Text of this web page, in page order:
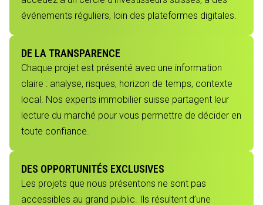
événements réguliers, loin des plateformes digitales.
DE LA TRANSPARENCE
Chaque projet est présenté avec une information
claire : analyse, risques, horizon de temps, contexte
local. Nos experts immobilier suisse partagent leur
lecture du marché pour vous permettre de décider en
toute confiance.
DES OPPORTUNITÉS EXCLUSIVES
Les projets que nous présentons ne sont pas
accessibles au grand public. Ils résultent d’une